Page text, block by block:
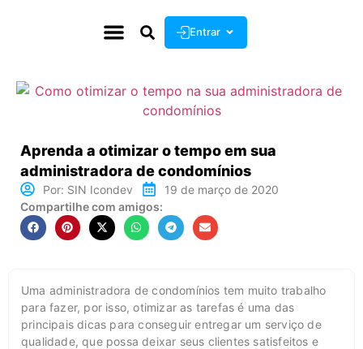
Entrar
Aprenda a otimizar o tempo em sua
administradora de condomínios
Por: SIN Icondev
19 de março de 2020
Compartilhe com amigos:
Uma administradora de condomínios tem muito trabalho
para fazer, por isso, otimizar as tarefas é uma das
principais dicas para conseguir entregar um serviço de
qualidade, que possa deixar seus clientes satisfeitos e